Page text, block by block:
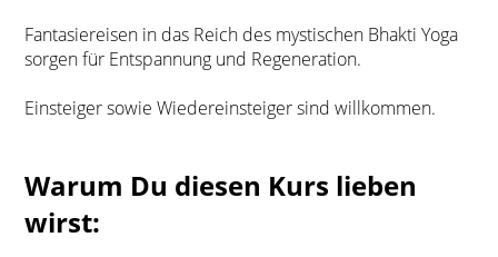
Fantasiereisen in das Reich des mystischen Bhakti Yoga
sorgen für Entspannung und Regeneration.
Einsteiger sowie Wiedereinsteiger sind willkommen.
Warum Du diesen Kurs lieben
wirst: